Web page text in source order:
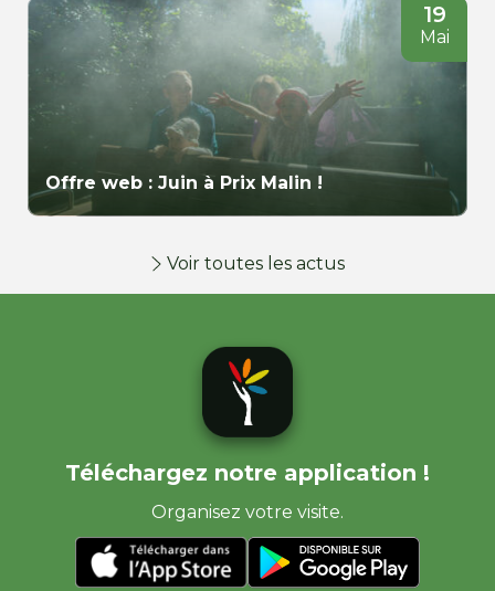
19
Mai
Offre web : Juin à Prix Malin !
Voir toutes les actus
Téléchargez notre application !
Organisez votre visite.